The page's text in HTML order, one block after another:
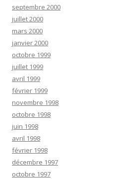
septembre 2000
juillet 2000
mars 2000
janvier 2000
octobre 1999
juillet 1999
avril 1999
février 1999
novembre 1998
octobre 1998
juin 1998
avril 1998
février 1998
décembre 1997
octobre 1997